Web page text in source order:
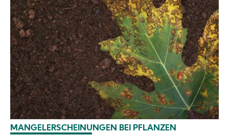
MANGELERSCHEINUNGEN BEI PFLANZEN